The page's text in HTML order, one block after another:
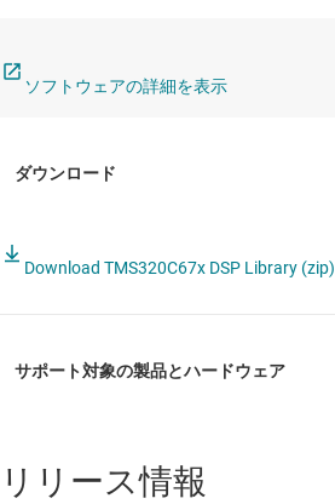
ソフトウェアの詳細を表示
Download TMS320C67x DSP Library (zip)
リリース情報